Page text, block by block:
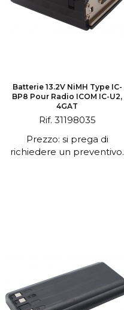
Batterie 13.2V NiMH Type IC-
BP8 Pour Radio ICOM IC-U2,
4GAT
Rif. 31198035
Prezzo: si prega di
richiedere un preventivo.